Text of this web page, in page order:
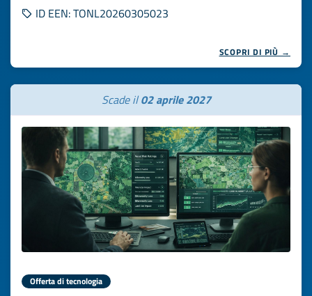
ID EEN: TONL20260305023
SCOPRI DI PIÙ →
Scade il02 aprile 2027
Offerta di tecnologia